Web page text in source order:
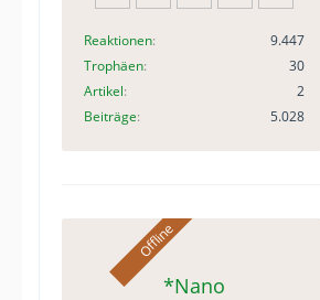
Reaktionen
9.447
Trophäen
30
Artikel
2
Beiträge
5.028
*Nano